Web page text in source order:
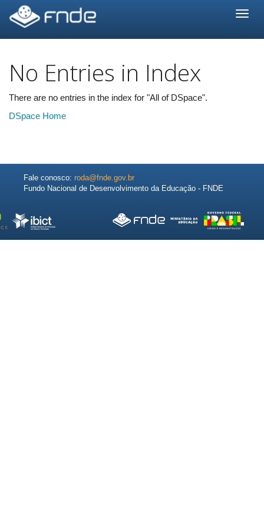
navigation
No Entries in Index
There are no entries in the index for "All of DSpace".
DSpace Home
Fale conosco: roda@fnde.gov.br
Fundo Nacional de Desenvolvimento da Educação - FNDE